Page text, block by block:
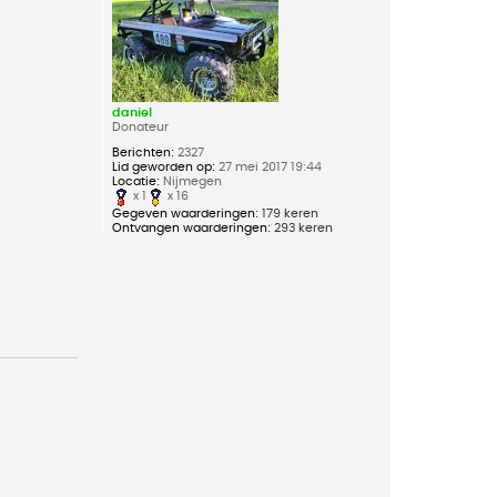
daniel
Donateur
Berichten: 2327
Lid geworden op: 27 mei 2017 19:44
Locatie: Nijmegen
x 1
x 16
Gegeven waarderingen: 179 keren
Ontvangen waarderingen: 293 keren